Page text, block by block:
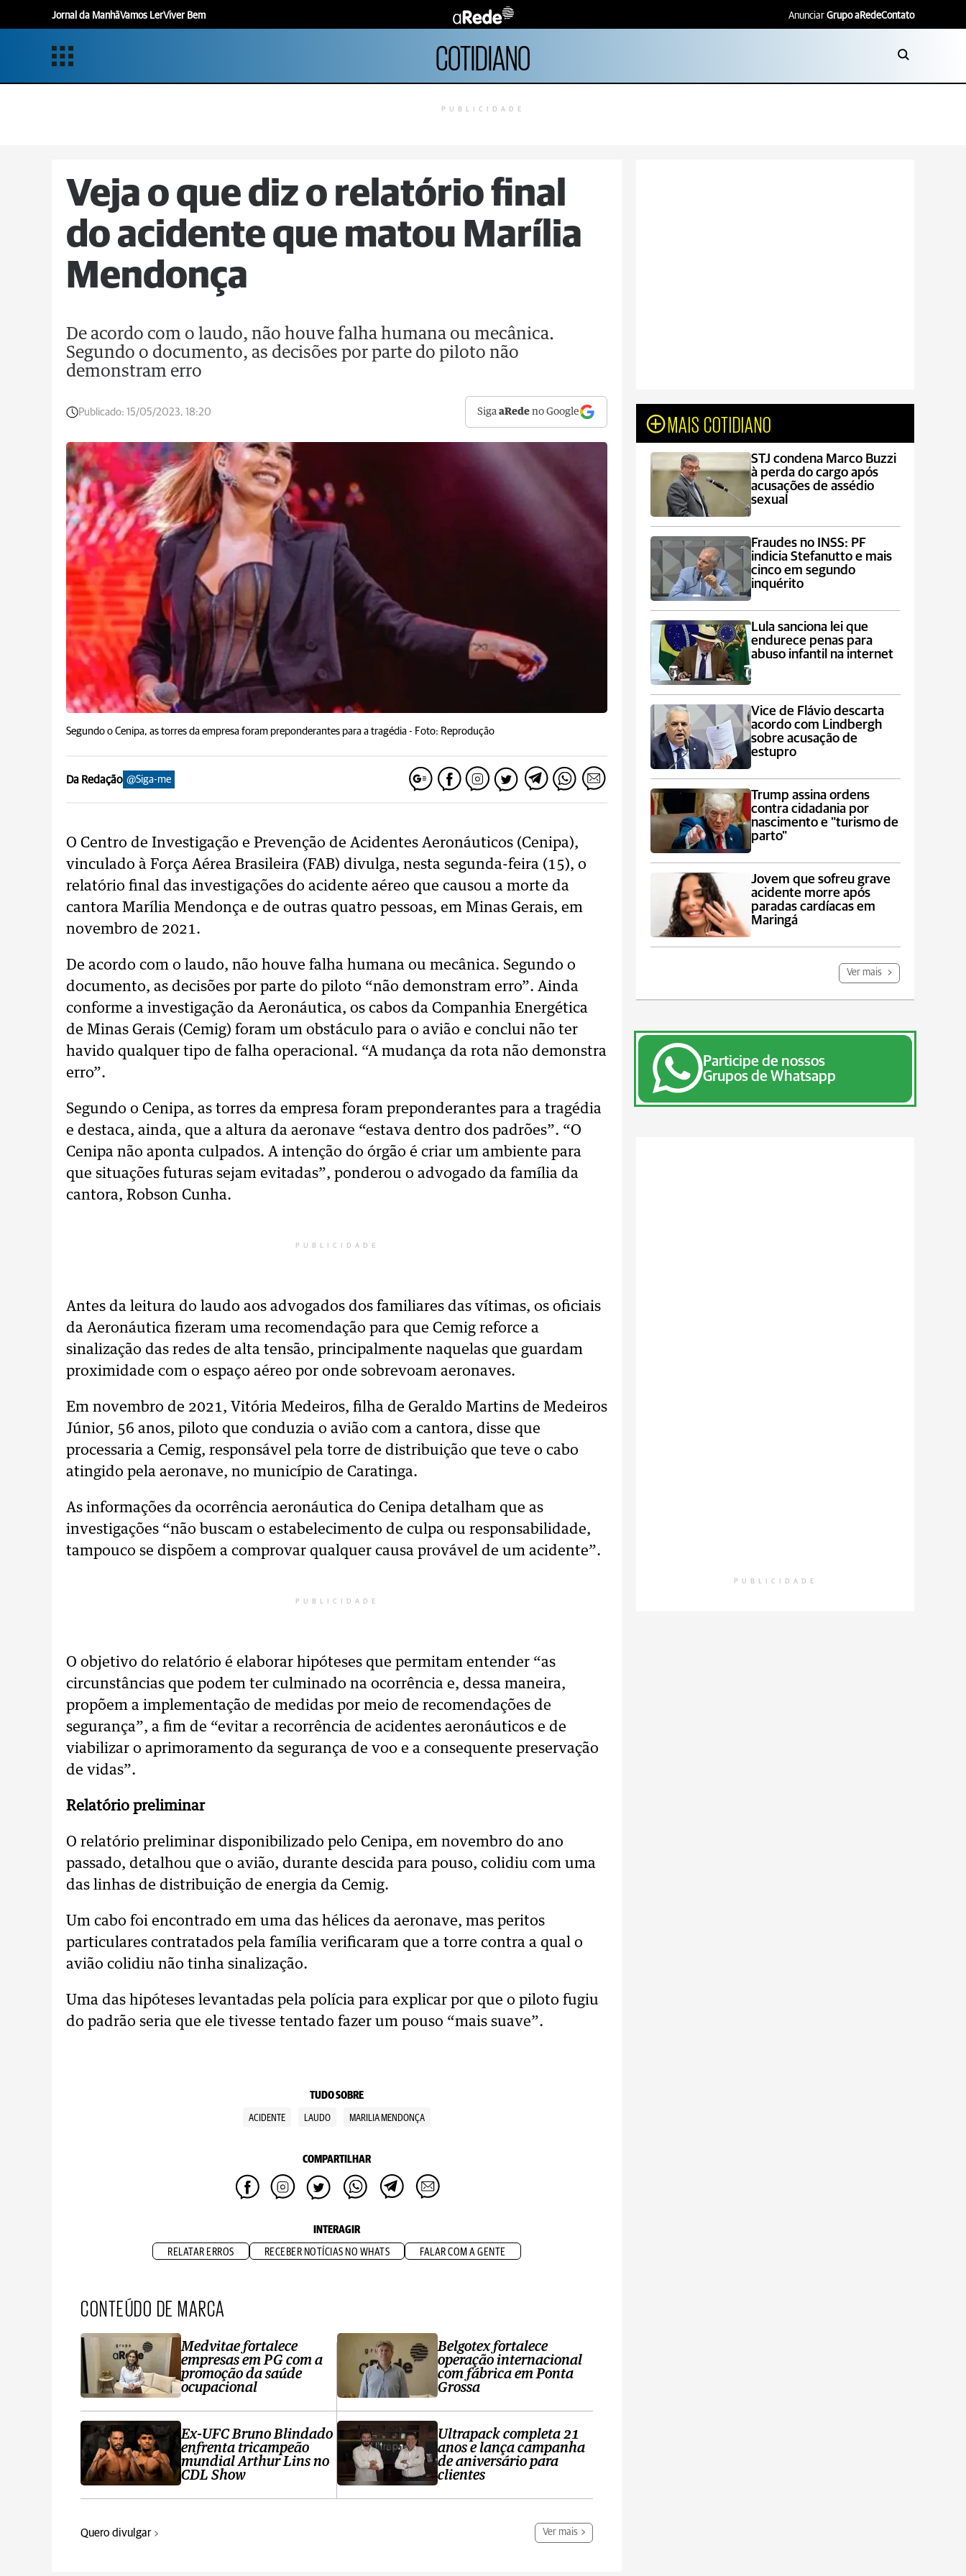
Jornal da ManhãVamos LerViver Bem Anunciar Grupo aRedeContato
COTIDIANO
PUBLICIDADE
Veja o que diz o relatório final
do acidente que matou Marília
Mendonça
De acordo com o laudo, não houve falha humana ou mecânica.
Segundo o documento, as decisões por parte do piloto não
demonstram erro
Publicado: 15/05/2023, 18:20 SigaaRede no Google
Segundo o Cenipa, as torres da empresa foram preponderantes para a tragédia - Foto: Reprodução
Da Redação @Siga-me
O Centro de Investigação e Prevenção de Acidentes Aeronáuticos (Cenipa),
vinculado à Força Aérea Brasileira (FAB) divulga, nesta segunda-feira (15), o
relatório final das investigações do acidente aéreo que causou a morte da
cantora Marília Mendonça e de outras quatro pessoas, em Minas Gerais, em
novembro de 2021.
De acordo com o laudo, não houve falha humana ou mecânica. Segundo o
documento, as decisões por parte do piloto “não demonstram erro”. Ainda
conforme a investigação da Aeronáutica, os cabos da Companhia Energética
de Minas Gerais (Cemig) foram um obstáculo para o avião e conclui não ter
havido qualquer tipo de falha operacional. “A mudança da rota não demonstra
erro”.
Segundo o Cenipa, as torres da empresa foram preponderantes para a tragédia
e destaca, ainda, que a altura da aeronave “estava dentro dos padrões”. “O
Cenipa não aponta culpados. A intenção do órgão é criar um ambiente para
que situações futuras sejam evitadas”, ponderou o advogado da família da
cantora, Robson Cunha.
PUBLICIDADE
Antes da leitura do laudo aos advogados dos familiares das vítimas, os oficiais
da Aeronáutica fizeram uma recomendação para que Cemig reforce a
sinalização das redes de alta tensão, principalmente naquelas que guardam
proximidade com o espaço aéreo por onde sobrevoam aeronaves.
Em novembro de 2021, Vitória Medeiros, filha de Geraldo Martins de Medeiros
Júnior, 56 anos, piloto que conduzia o avião com a cantora, disse que
processaria a Cemig, responsável pela torre de distribuição que teve o cabo
atingido pela aeronave, no município de Caratinga.
As informações da ocorrência aeronáutica do Cenipa detalham que as
investigações “não buscam o estabelecimento de culpa ou responsabilidade,
tampouco se dispõem a comprovar qualquer causa provável de um acidente”.
PUBLICIDADE
O objetivo do relatório é elaborar hipóteses que permitam entender “as
circunstâncias que podem ter culminado na ocorrência e, dessa maneira,
propõem a implementação de medidas por meio de recomendações de
segurança”, a fim de “evitar a recorrência de acidentes aeronáuticos e de
viabilizar o aprimoramento da segurança de voo e a consequente preservação
de vidas”.
Relatório preliminar
O relatório preliminar disponibilizado pelo Cenipa, em novembro do ano
passado, detalhou que o avião, durante descida para pouso, colidiu com uma
das linhas de distribuição de energia da Cemig.
Um cabo foi encontrado em uma das hélices da aeronave, mas peritos
particulares contratados pela família verificaram que a torre contra a qual o
avião colidiu não tinha sinalização.
Uma das hipóteses levantadas pela polícia para explicar por que o piloto fugiu
do padrão seria que ele tivesse tentado fazer um pouso “mais suave”.
TUDO SOBRE
ACIDENTE LAUDO MARILIA MENDONÇA
COMPARTILHAR
INTERAGIR
RELATAR ERROS RECEBER NOTÍCIAS NO WHATS FALAR COM A GENTE
CONTEÚDO DE MARCA
Medvitae fortalece
empresas em PG com a
promoção da saúde
ocupacional
Ex-UFC Bruno Blindado
enfrenta tricampeão
mundial Arthur Lins no
CDL Show
Belgotex fortalece
operação internacional
com fábrica em Ponta
Grossa
Ultrapack completa 21
anos e lança campanha
de aniversário para
clientes
Quero divulgar Ver mais
MAIS COTIDIANO
STJ condena Marco Buzzi
à perda do cargo após
acusações de assédio
sexual
Fraudes no INSS: PF
indicia Stefanutto e mais
cinco em segundo
inquérito
Lula sanciona lei que
endurece penas para
abuso infantil na internet
Vice de Flávio descarta
acordo com Lindbergh
sobre acusação de
estupro
Trump assina ordens
contra cidadania por
nascimento e "turismo de
parto"
Jovem que sofreu grave
acidente morre após
paradas cardíacas em
Maringá
Ver mais
Participe de nossos
Grupos de Whatsapp
PUBLICIDADE